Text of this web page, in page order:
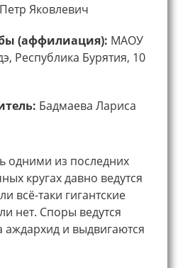
Яковлевич
(аффилиация): МАОУ
Республика Бурятия, 10
Бадмаева Лариса
одними из последних
кругах давно ведутся
всё-таки гигантские
нет. Споры ведутся
аждархид и выдвигаются